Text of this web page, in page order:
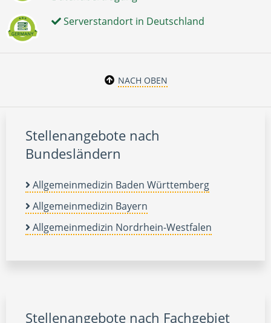
Serverstandort in Deutschland
NACH OBEN
Stellenangebote nach
Bundesländern
Allgemeinmedizin Baden Württemberg
Allgemeinmedizin Bayern
Allgemeinmedizin Nordrhein-Westfalen
Stellenangebote nach Fachgebiet